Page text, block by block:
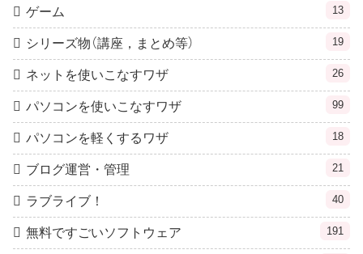
ゲーム 13
シリーズ物（講座，まとめ等） 19
ネットを使いこなすワザ 26
パソコンを使いこなすワザ 99
パソコンを軽くするワザ 18
ブログ運営・管理 21
ラブライブ！ 40
無料ですごいソフトウェア 191